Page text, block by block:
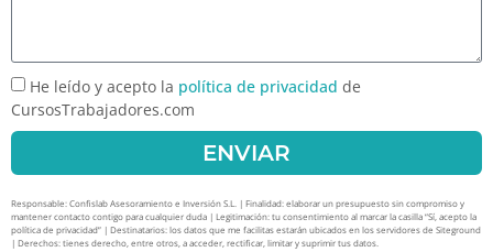
He leído y acepto la política de privacidad de
CursosTrabajadores.com
ENVIAR
Responsable: Confislab Asesoramiento e Inversión S.L. | Finalidad: elaborar un presupuesto sin compromiso y
mantener contacto contigo para cualquier duda | Legitimación: tu consentimiento al marcar la casilla “Sí, acepto la
política de privacidad” | Destinatarios: los datos que me facilitas estarán ubicados en los servidores de Siteground
| Derechos: tienes derecho, entre otros, a acceder, rectificar, limitar y suprimir tus datos.